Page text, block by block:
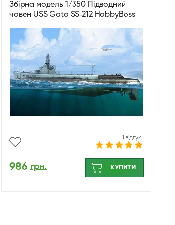
Збірна модель 1/350 Підводний
човен USS Gato SS‑212 HobbyBoss
1 відгук
986 грн. КУПИТИ